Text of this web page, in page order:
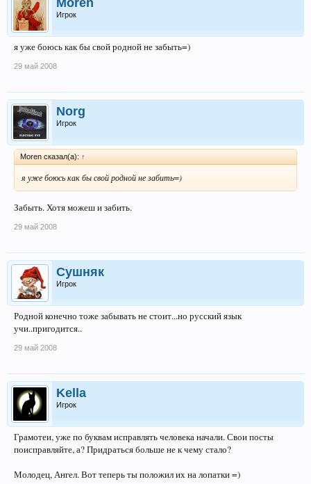
Moren
Игрок
я уже боюсь как бы свой родной не забыть=)
29 май 2008
Norg
Игрок
Moren сказал(а): ↑
я уже боюсь как бы свой родной не забить=)
Забыть. Хотя можеш и забить.
29 май 2008
Сушняк
Игрок
Родной конечно тоже забывать не стоит...но русский язык
учи..пригодится..
29 май 2008
Kella
Игрок
Грамотеи, уже по буквам исправлять человека начали. Свои посты
поисправляйте, а? Придраться больше не к чему стало?
Молодец, Ангел. Вот теперь ты положил их на лопатки =)